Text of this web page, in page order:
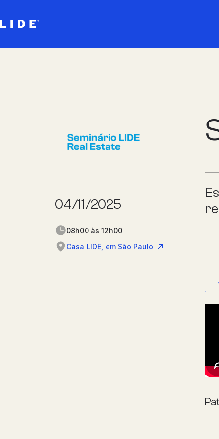
04/11/2025
08h00 às 12h00
Casa LIDE, em São Paulo